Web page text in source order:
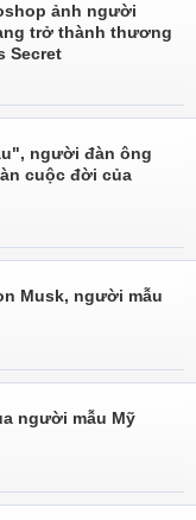
ảnh người
trở thành thương
Secret
người đàn ông
cuộc đời của
Musk, người mẫu
người mẫu Mỹ